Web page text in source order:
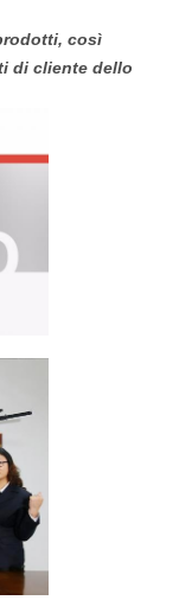
così
di cliente dello